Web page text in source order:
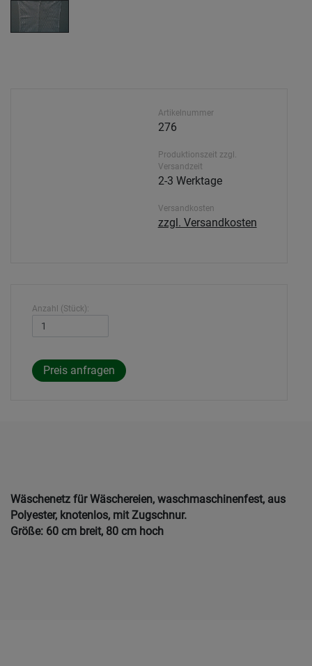
Artikelnummer
276
Produktionszeit zzgl.
Versandzeit
2-3 Werktage
Versandkosten
zzgl. Versandkosten
Anzahl (Stück):
Wäschenetz für Wäschereien, waschmaschinenfest, aus
Polyester, knotenlos, mit Zugschnur.
Größe: 60 cm breit, 80 cm hoch